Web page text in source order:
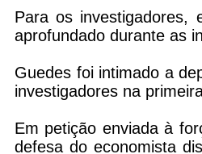
Para os investigadores,
aprofundado durante as
Guedes foi intimado a
investigadores na
Em petição enviada à
defesa do economista